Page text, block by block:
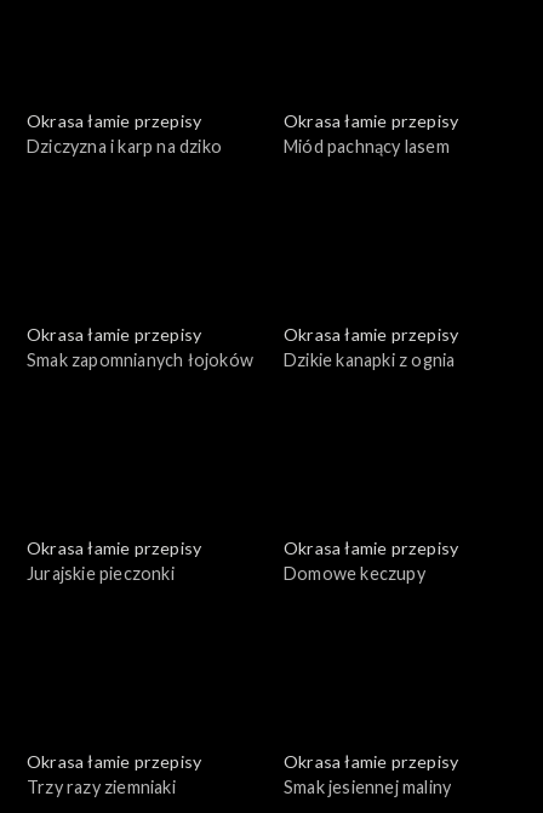
Okrasa łamie przepisy
Dziczyzna i karp na dziko
Okrasa łamie przepisy
Miód pachnący lasem
Okrasa łamie przepisy
Smak zapomnianych łojoków
Okrasa łamie przepisy
Dzikie kanapki z ognia
Okrasa łamie przepisy
Jurajskie pieczonki
Okrasa łamie przepisy
Domowe keczupy
Okrasa łamie przepisy
Trzy razy ziemniaki
Okrasa łamie przepisy
Smak jesiennej maliny